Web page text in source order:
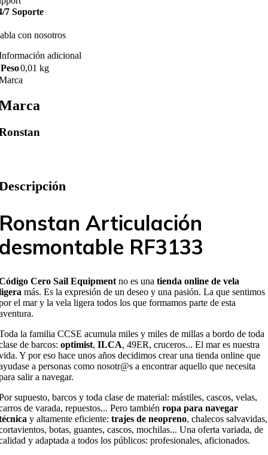
7 Soporte
con nosotros
adicional
Peso0,01 kg
Articulación
RF3133
Cero Sail Equipment no es una tienda online de vela
más. Es la expresión de un deseo y una pasión. La que sentimos
el mar y la vela ligera todos los que formamos parte de esta
la familia CCSE acumula miles y miles de millas a bordo de toda
de barcos: optimist, ILCA, 49ER, cruceros... El mar es nuestra
Y por eso hace unos años decidimos crear una tienda online que
a personas como nosotr@s a encontrar aquello que necesita
salir a navegar.
supuesto, barcos y toda clase de material: mástiles, cascos, velas,
de varada, repuestos... Pero también ropa para navegar
y altamente eficiente: trajes de neopreno, chalecos salvavidas,
botas, guantes, cascos, mochilas... Una oferta variada, de
y adaptada a todos los públicos: profesionales, aficionados.